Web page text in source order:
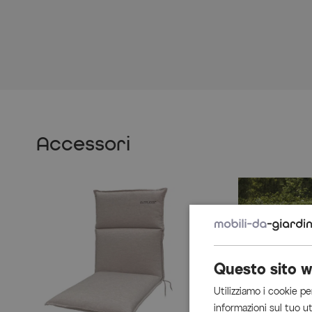
Accessori
Questo sito
Utilizziamo i cookie
informazioni sul tuo